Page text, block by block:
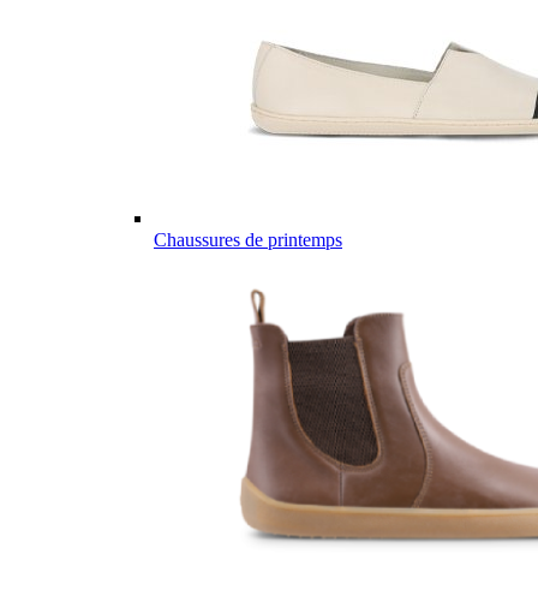
Chaussures de printemps